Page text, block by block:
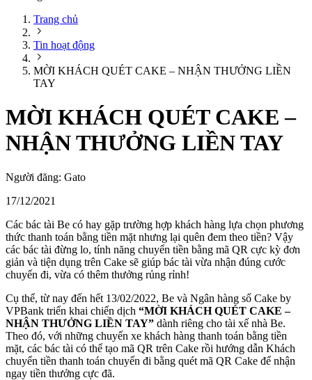
Trang chủ
Tin hoạt động
MỜI KHÁCH QUÉT CAKE – NHẬN THƯỞNG LIỀN
TAY
MỜI KHÁCH QUÉT CAKE –
NHẬN THƯỞNG LIỀN TAY
Người đăng: Gato
17/12/2021
Các bác tài Be có hay gặp trường hợp khách hàng lựa chọn phương
thức thanh toán bằng tiền mặt nhưng lại quên đem theo tiền? Vậy
các bác tài đừng lo, tính năng chuyển tiền bằng mã QR cực kỳ đơn
giản và tiện dụng trên Cake sẽ giúp bác tài vừa nhận đúng cước
chuyến đi, vừa có thêm thưởng rủng rỉnh!
Cụ thể, từ nay đến hết 13/02/2022, Be và Ngân hàng số Cake by
VPBank triển khai chiến dịch “MỜI KHÁCH QUÉT CAKE –
NHẬN THƯỞNG LIỀN TAY” dành riêng cho tài xế nhà Be.
Theo đó, với những chuyến xe khách hàng thanh toán bằng tiền
mặt, các bác tài có thể tạo mã QR trên Cake rồi hướng dẫn Khách
chuyển tiền thanh toán chuyến đi bằng quét mã QR Cake để nhận
ngay tiền thưởng cực đã.